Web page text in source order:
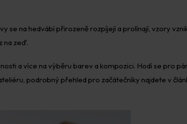
se na hedvábí přirozeně rozpíjejí a prolínají, vzory
na zeď.
a více na výběru barev a kompozici. Hodí se pro
podrobný přehled pro začátečníky najdete v